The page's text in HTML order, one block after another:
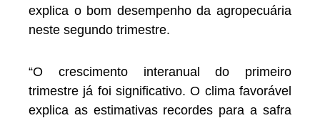
explica o bom desempenho da agropecuária
neste segundo trimestre.
“O crescimento interanual do primeiro
trimestre já foi significativo. O clima favorável
explica as estimativas recordes para a safra